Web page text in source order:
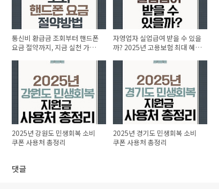
통신비 환급금 조회부터 핸드폰
요금 절약까지, 지금 실천 가능
자영업자 실업급여 받을 수 있을
까? 2025년 고용보험 최대 혜택
2025년 강원도 민생회복 소비
쿠폰 사용처 총정리
2025년 경기도 민생회복 소비
쿠폰 사용처 총정리
댓글